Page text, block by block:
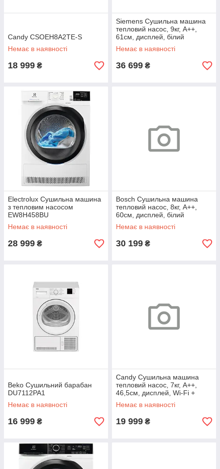
Candy CSOEH8A2TE-S
Немає в наявності
18 999 ₴
Siemens Сушильна машина
тепловий насос, 9кг, A++,
61см, дисплей, білий
Немає в наявності
36 699 ₴
Electrolux Сушильна машина
з тепловим насосом
EW8H458BU
Немає в наявності
28 999 ₴
Bosch Сушильна машина
тепловий насос, 8кг, A++,
60см, дисплей, білий
Немає в наявності
30 199 ₴
Beko Сушильний барабан
DU7112PA1
Немає в наявності
16 999 ₴
Candy Сушильна машина
тепловий насос, 7кг, A++,
46,5см, дисплей, Wi-Fi +
Bluetooth, люк сірий, білий
Немає в наявності
19 999 ₴